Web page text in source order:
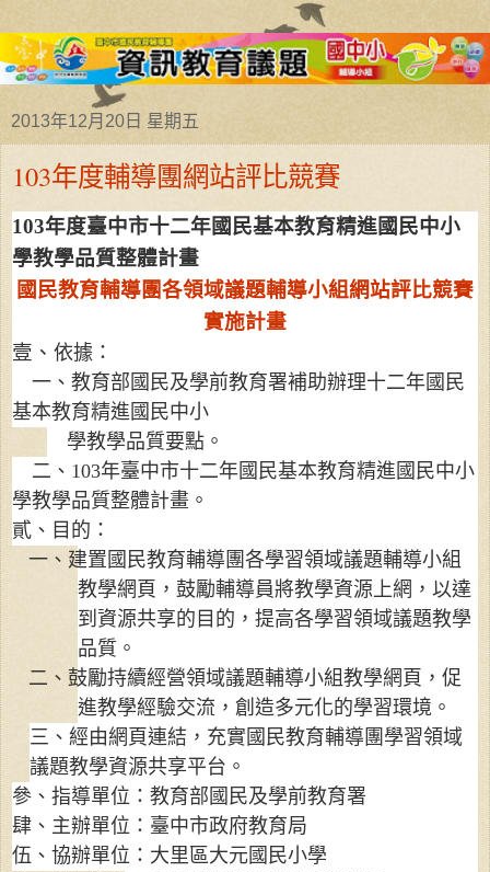
2013年12月20日 星期五
103年度輔導團網站評比競賽
103年度臺中市十二年國民基本教育精進國民中小
學教學品質整體計畫
國民教育輔導團各領域議題輔導小組網站評比競賽
實施計畫
壹、 依據：
一、教育部國民及學前教育署補助辦理十二年國民
基本教育精進國民中小
學教學品質要點。
二、 103年臺中市十二年國民基本教育精進國民中小
學教學品質整體計畫。
貳、目的：
一、建置國民教育輔導團各學習領域議題輔導小組
教學網頁，鼓勵輔導員將教學資源上網，以達
到資源共享的目的，提高各學習領域議題教學
品質。
二、鼓勵持續經營領域議題輔導小組教學網頁，促
進教學經驗交流，創造多元化的學習環境。
三、經由網頁連結，充實國民教育輔導團學習領域
議題教學資源共享平台。
參、指導單位：教育部國民及學前教育署
肆、主辦單位：臺中市政府教育局
伍、協辦單位：大里區大元國民小學